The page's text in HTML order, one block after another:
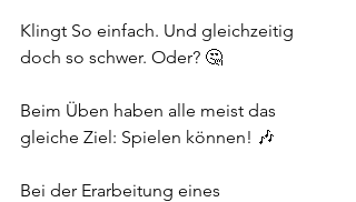
Klingt So einfach. Und gleichzeitig
doch so schwer. Oder? 🤔
Beim Üben haben alle meist das
gleiche Ziel: Spielen können! 🎶
Bei der Erarbeitung eines